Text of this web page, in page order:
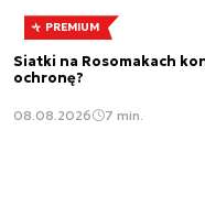
PREMIUM
Siatki na Rosomakach
ochronę?
08.08.2026 7 min.